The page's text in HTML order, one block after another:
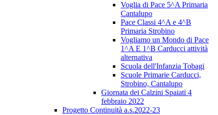
Voglia di Pace 5^A Primaria
Cantalupo
Pace Classi 4^A e 4^B
Primaria Strobino
Vogliamo un Mondo di Pace
1^A E 1^B Carducci attività
alternativa
Scuola dell'Infanzia Tobagi
Scuole Primarie Carducci,
Strobino, Cantalupo
Giornata dei Calzini Spaiati 4
febbraio 2022
Progetto Continuità a.s.2022-23